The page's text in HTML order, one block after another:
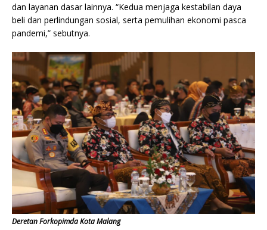
dan layanan dasar lainnya. “Kedua menjaga kestabilan daya
beli dan perlindungan sosial, serta pemulihan ekonomi pasca
pandemi,” sebutnya.
Deretan Forkopimda Kota Malang